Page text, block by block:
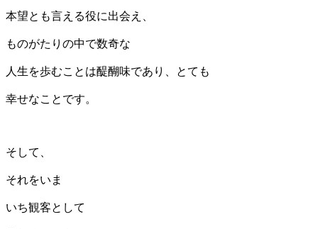
本望とも言える役に出会え、
ものがたりの中で数奇な
人生を歩むことは醍醐味であり、とても
幸せなことです。
そして、
それをいま
いち観客として